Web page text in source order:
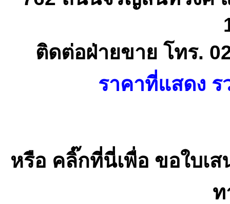
ติดต่อฝ่ายขาย โทร.
ราคาที่แสดง
หรือ คลิ๊กที่นี่เพื่อ ขอใบเ
ท